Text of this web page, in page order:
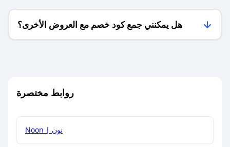
هل يمكنني جمع كود خصم مع العروض الأخرى؟
روابط مختصرة
Noon | نون